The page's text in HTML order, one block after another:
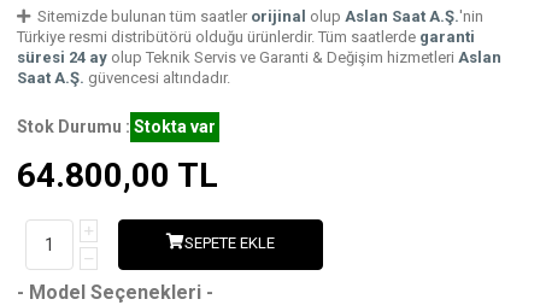
Sitemizde bulunan tüm saatler orijinal olup Aslan Saat A.Ş.'nin
Türkiye resmi distribütörü olduğu ürünlerdir. Tüm saatlerde garanti
süresi 24 ay olup Teknik Servis ve Garanti & Değişim hizmetleri Aslan
Saat A.Ş. güvencesi altındadır.
Stok Durumu : Stokta var
64.800,00 TL
SEPETE EKLE
- Model Seçenekleri -